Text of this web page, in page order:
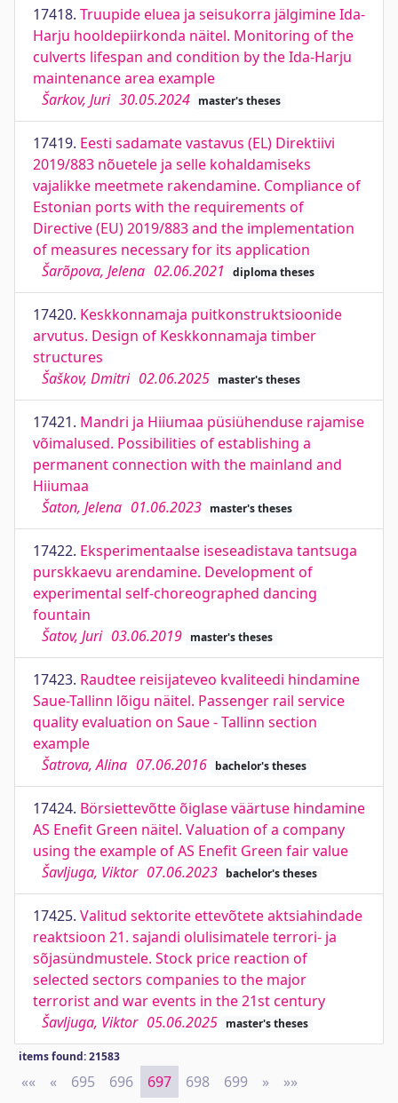
17418. Truupide eluea ja seisukorra jälgimine Ida-
Harju hooldepiirkonda näitel. Monitoring of the
culverts lifespan and condition by the Ida-Harju
maintenance area example
Šarkov, Juri 30.05.2024 master's theses
17419. Eesti sadamate vastavus (EL) Direktiivi
2019/883 nõuetele ja selle kohaldamiseks
vajalikke meetmete rakendamine. Compliance of
Estonian ports with the requirements of
Directive (EU) 2019/883 and the implementation
of measures necessary for its application
Šarõpova, Jelena 02.06.2021 diploma theses
17420. Keskkonnamaja puitkonstruktsioonide
arvutus. Design of Keskkonnamaja timber
structures
Šaškov, Dmitri 02.06.2025 master's theses
17421. Mandri ja Hiiumaa püsiühenduse rajamise
võimalused. Possibilities of establishing a
permanent connection with the mainland and
Hiiumaa
Šaton, Jelena 01.06.2023 master's theses
17422. Eksperimentaalse iseseadistava tantsuga
purskkaevu arendamine. Development of
experimental self-choreographed dancing
fountain
Šatov, Juri 03.06.2019 master's theses
17423. Raudtee reisijateveo kvaliteedi hindamine
Saue-Tallinn lõigu näitel. Passenger rail service
quality evaluation on Saue - Tallinn section
example
Šatrova, Alina 07.06.2016 bachelor's theses
17424. Börsiettevõtte õiglase väärtuse hindamine
AS Enefit Green näitel. Valuation of a company
using the example of AS Enefit Green fair value
Šavljuga, Viktor 07.06.2023 bachelor's theses
17425. Valitud sektorite ettevõtete aktsiahindade
reaktsioon 21. sajandi olulisimatele terrori- ja
sõjasündmustele. Stock price reaction of
selected sectors companies to the major
terrorist and war events in the 21st century
Šavljuga, Viktor 05.06.2025 master's theses
items found: 21583
«« First
« Previous
695 696 697 698 699 » Next
»»